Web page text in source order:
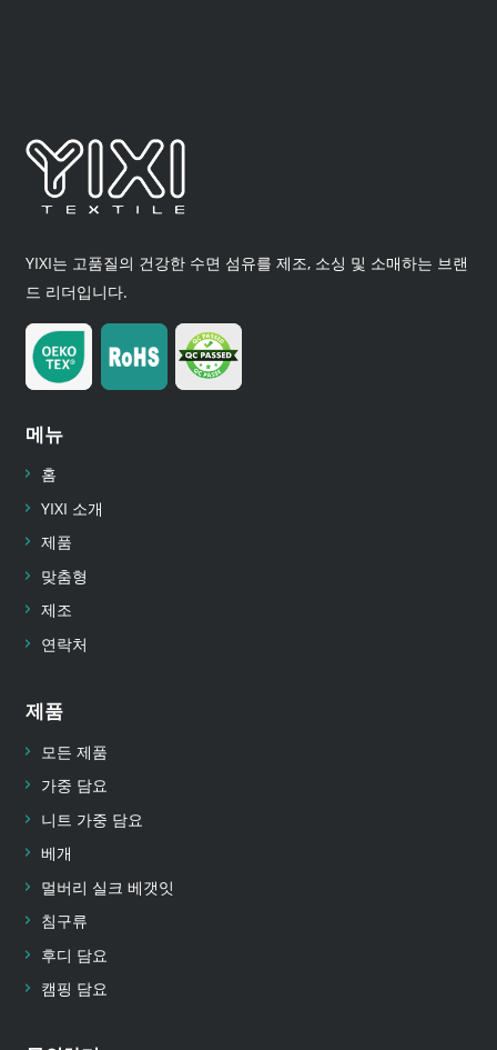
YIXI는 고품질의 건강한 수면 섬유를 제조, 소싱 및 소매하는 브랜
드 리더입니다.
메뉴
홈
YIXI 소개
제품
맞춤형
제조
연락처
제품
모든 제품
가중 담요
니트 가중 담요
베개
멀버리 실크 베갯잇
침구류
후디 담요
캠핑 담요